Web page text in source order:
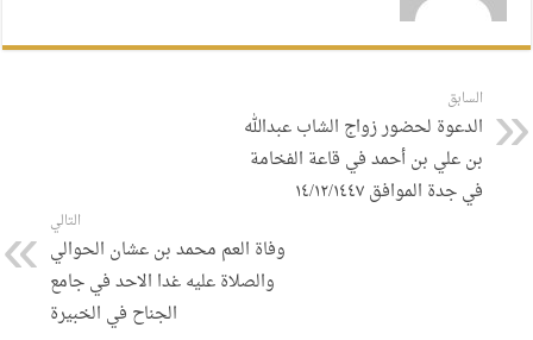
السابق
الدعوة لحضور زواج الشاب عبدالله
بن علي بن أحمد في قاعة الفخامة
في جدة الموافق ١٤/١٢/١٤٤٧
التالي
وفاة العم محمد بن عشان الحوالي
والصلاة عليه غدا الاحد في جامع
الجناح في الخبيرة